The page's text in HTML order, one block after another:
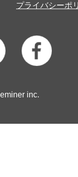
プライバシーポ
inc.